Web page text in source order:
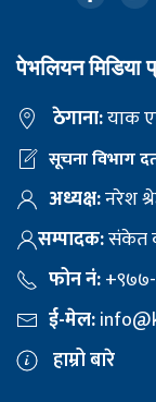
पेभलियन मिडिया
ठेगाना:याक
सूचना विभाग
अध्यक्ष:नरेश
सम्पादक:संकेत
फोन नं:
ई-मेल:
हाम्रो बारे